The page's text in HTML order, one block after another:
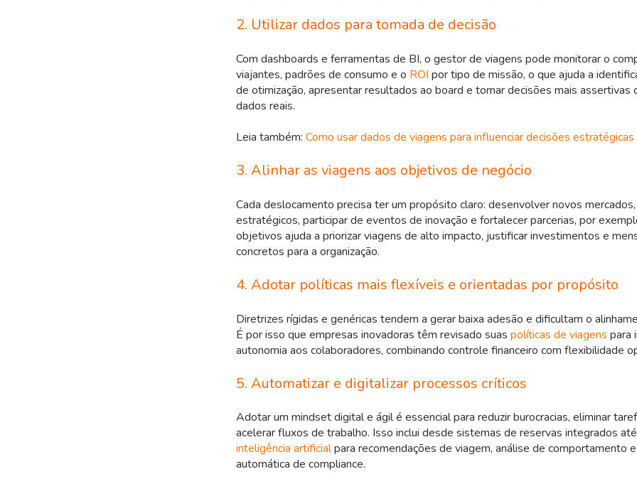
2. Utilizar dados para tomada de decisão
Com dashboards e ferramentas de BI, o gestor de viagens pode monitorar o
viajantes, padrões de consumo e o ROI por tipo de missão, o que ajuda a
de otimização, apresentar resultados ao board e tomar decisões mais assertivas
dados reais.
Leia também: Como usar dados de viagens para influenciar decisões
3. Alinhar as viagens aos objetivos de negócio
Cada deslocamento precisa ter um propósito claro: desenvolver novos
estratégicos, participar de eventos de inovação e fortalecer parcerias, por
objetivos ajuda a priorizar viagens de alto impacto, justificar investimentos e
concretos para a organização.
4. Adotar políticas mais flexíveis e orientadas por propósito
Diretrizes rígidas e genéricas tendem a gerar baixa adesão e dificultam o
É por isso que empresas inovadoras têm revisado suas políticas de viagens para
autonomia aos colaboradores, combinando controle financeiro com flexibilidade
5. Automatizar e digitalizar processos críticos
Adotar um mindset digital e ágil é essencial para reduzir burocracias, eliminar
acelerar fluxos de trabalho. Isso inclui desde sistemas de reservas integrados
inteligência artificialpara recomendações de viagem, análise de comportamento
automática de compliance.